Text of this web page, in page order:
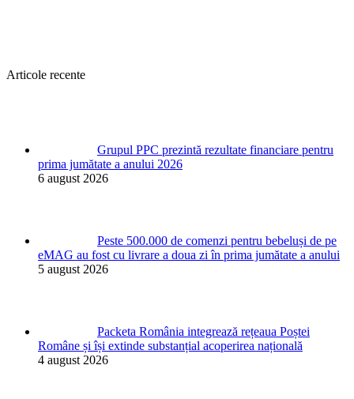
Articole recente
Grupul PPC prezintă rezultate financiare pentru
prima jumătate a anului 2026
6 august 2026
Peste 500.000 de comenzi pentru bebeluși de pe
eMAG au fost cu livrare a doua zi în prima jumătate a anului
5 august 2026
Packeta România integrează rețeaua Poștei
Române și își extinde substanțial acoperirea națională
4 august 2026